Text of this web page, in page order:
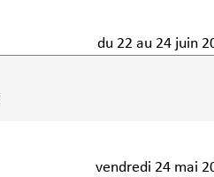
du 22 au 24 juin
vendredi 24 mai